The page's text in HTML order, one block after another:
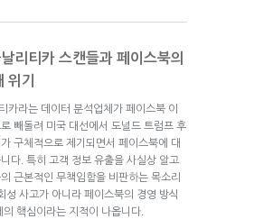
리티카 스캔들과 페이스북의
위기
카라는 데이터 분석업체가 페이스북 이
빼돌려 미국 대선에서 도널드 트럼프 후
구체적으로 제기되면서 페이스북에 대
다. 특히 고객 정보 유출을 사실상 알고
근본적인 무책임함을 비판하는 목소리
성 사고가 아니라 페이스북의 경영 방식
핵심이라는 지적이 나옵니다.